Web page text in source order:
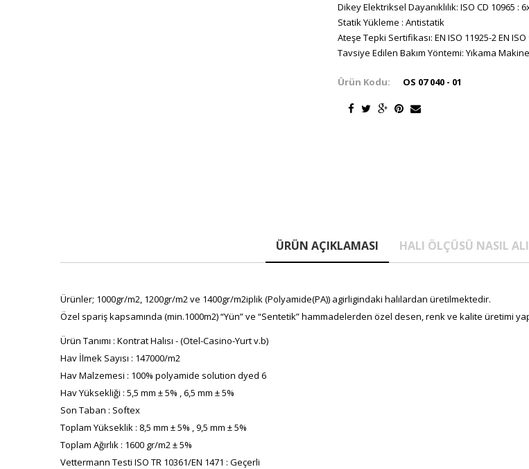
Dikey Elektriksel Dayanıklılık: ISO CD 10965 :
Statik Yükleme : Antistatik
Ateşe Tepki Sertifikası: EN ISO 11925-2 EN ISO
Tavsiye Edilen Bakım Yöntemi: Yıkama
Ürün Kodu: OS 07 040 - 01
ÜRÜN AÇIKLAMASI HALI ÖLÇÜSÜ NASIL
Ürünler; 1000gr/m2, 1200gr/m2 ve 1400gr/m2iplik (Polyamide(PA)) agirligindaki halılardan üretilmektedir.
Özel spariş kapsamında (min.1000m2) “Yün” ve “Sentetik” hammadelerden özel desen, renk ve kalite üretimi
Ürün Tanımı : Kontrat Halısı - (Otel-Casino-Yurt v.b)
Hav İlmek Sayısı : 147000/m2
Hav Malzemesi : 100% polyamide solution dyed 6
Hav Yüksekliği : 5,5 mm ± 5% , 6,5 mm ± 5%
Son Taban : Softex
Toplam Yükseklik : 8,5 mm ± 5% , 9,5 mm ± 5%
Toplam Ağırlık : 1600 gr/m2 ± 5%
Vettermann Testi ISO TR 10361/EN 1471 : Geçerli